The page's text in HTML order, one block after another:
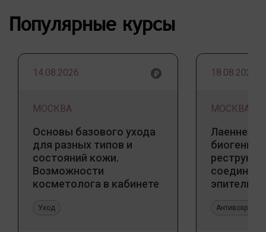
Популярные курсы
14.08.2026
МОСКВА
Основы базового ухода
для разных типов и
состояний кожи.
Возможности
косметолога в кабинете
Уход
18.08.2026
МОСКВА
Лаеннек
биогенный